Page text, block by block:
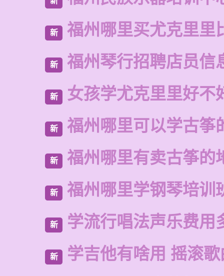
新 福州哪里买尤克里里
新 福州琴行招聘店员信
新 女孩学尤克里里好不
新 福州哪里可以学古筝
新 福州哪里有卖古筝的
新 福州哪里学钢琴培训
新 学流行唱法声乐费用
新 学吉他有啥用 摇滚歌